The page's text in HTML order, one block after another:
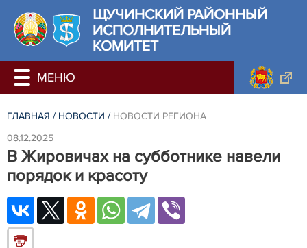
ЩУЧИНСКИЙ РАЙОННЫЙ
ИСПОЛНИТЕЛЬНЫЙ
КОМИТЕТ
ГЛАВНАЯ / НОВОСТИ / НОВОСТИ РЕГИОНА
08.12.2025
В Жировичах на субботнике навели
порядок и красоту